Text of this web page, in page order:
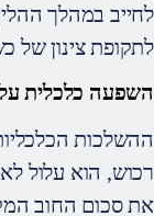
לחייב במהלך
לתקופת צינון של
השפעה כלכלית
ההשלכות
רכוש, הוא עלול
את סכום החוב